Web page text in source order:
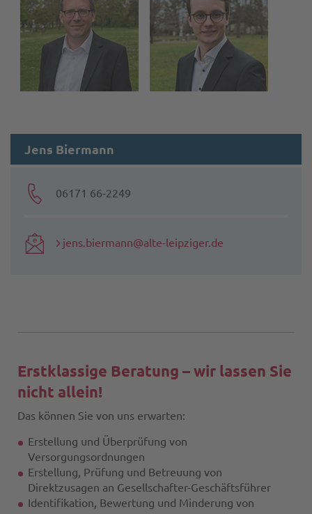
Jens Biermann
06171 66-2249
jens.biermann@alte-leipziger.de
Erstklassige Beratung – wir lassen Sie
nicht allein!
Das können Sie von uns erwarten:
Erstellung und Überprüfung von
Versorgungsordnungen
Erstellung, Prüfung und Betreuung von
Direktzusagen an Gesellschafter-Geschäftsführer
Identifikation, Bewertung und Minderung von